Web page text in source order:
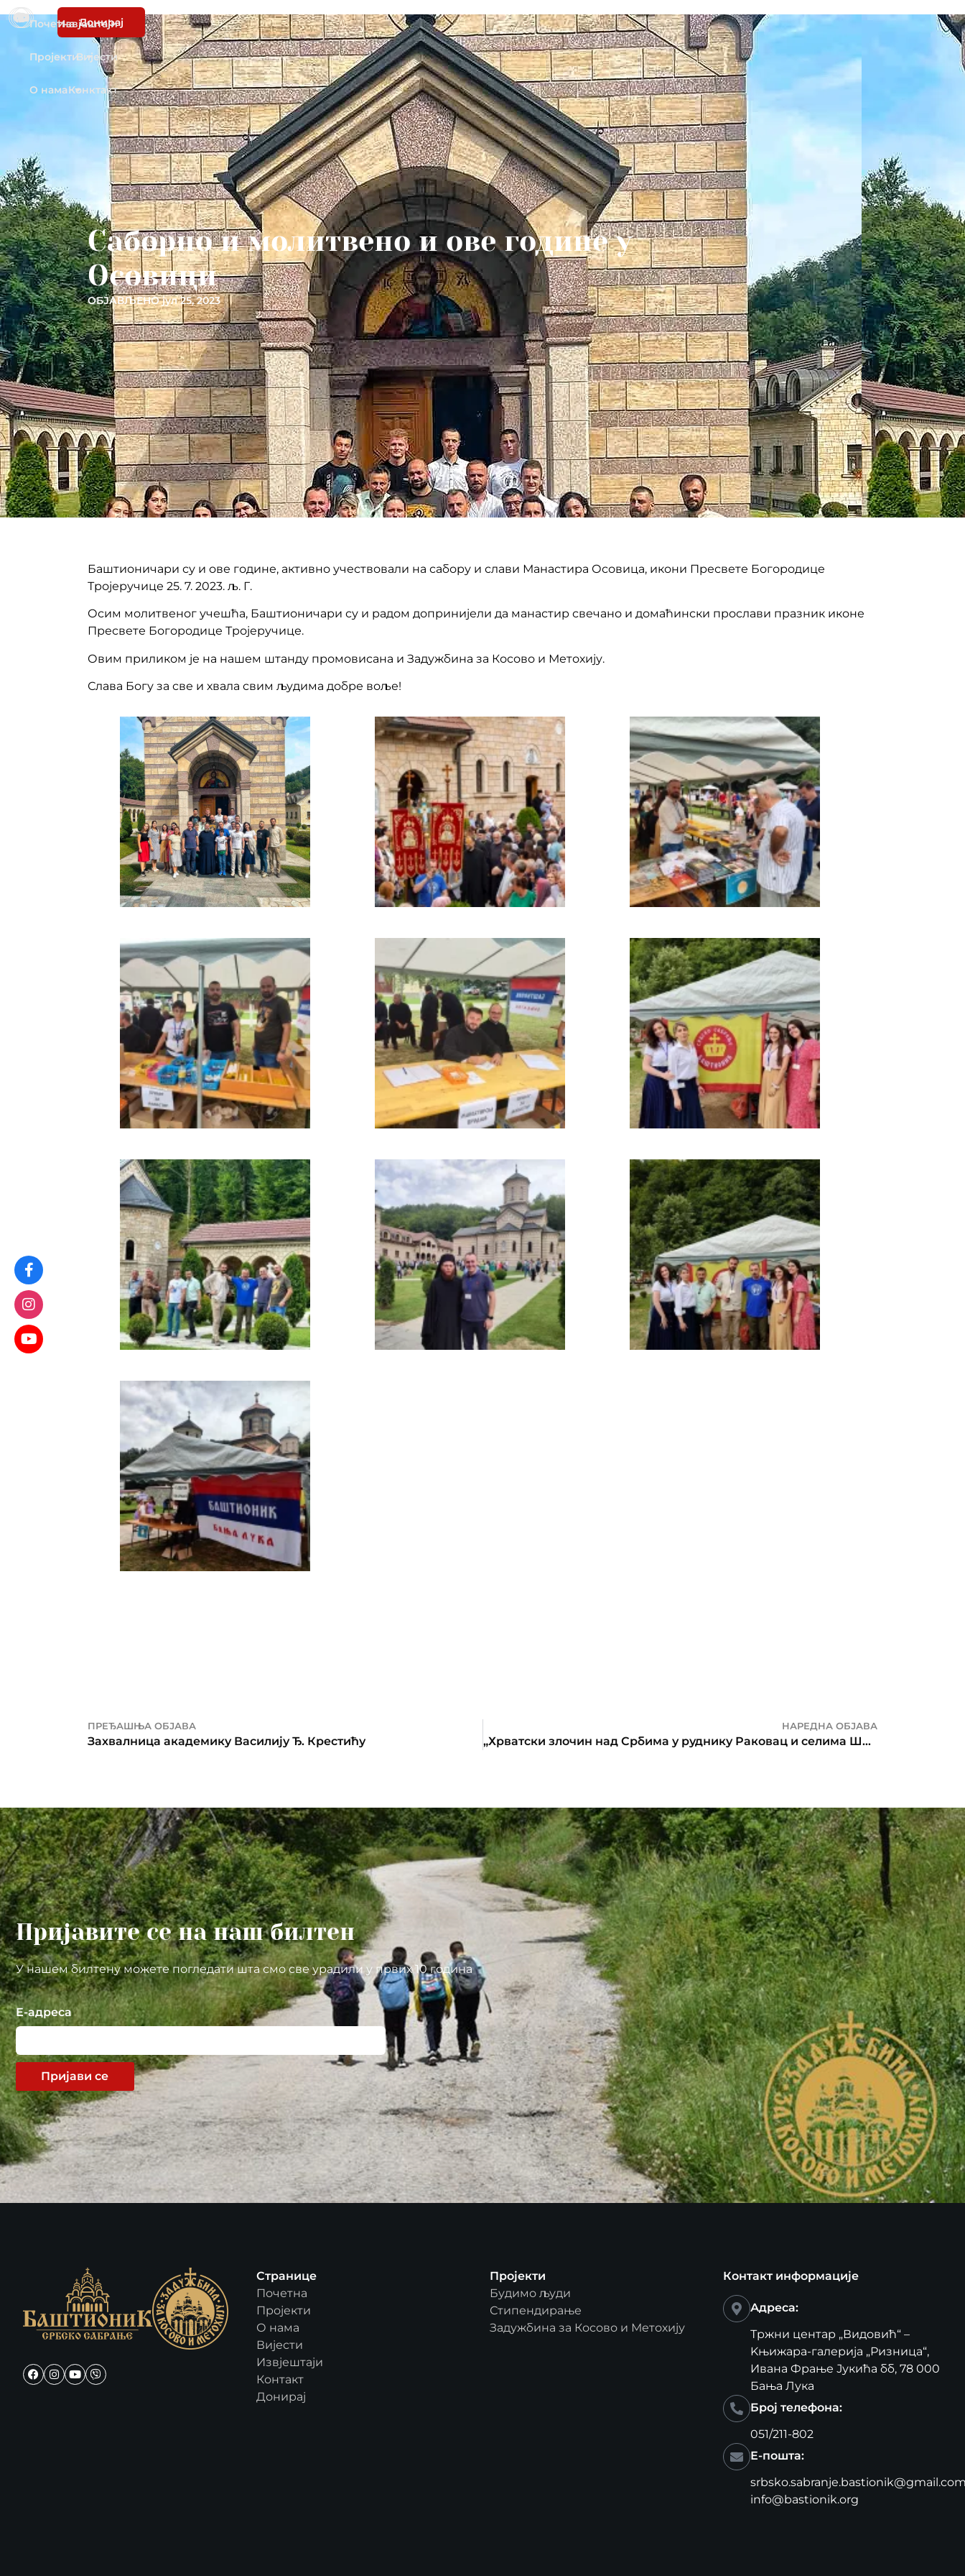
Почетна
Пројекти
О нама
Извјештаји
Вијести
Конктакт
Донирај
Саборно и молитвено и ове године у
Осовици
ОБЈАВЉЕНО јул 25, 2023
Баштионичари су и ове године, активно учествовали на сабору и слави Манастирa Осовица, икони Пресвете Богородице
Тројеручице 25. 7. 2023. љ. Г. ⁣⁣
Осим молитвеног учешћа, Баштионичари су и радом допринијели да манастир свечано и домаћински прослави празник иконе
Пресвете Богородице Тројеручице.⁣
Овим приликом је на нашем штанду промовисана и Задужбина за Косово и Метохију.
Слава Богу за све и хвала свим људима добре воље!
ПРЕЂАШЊА ОБЈАВА
Захвалница академику Василију Ђ. Крестићу
НАРЕДНА ОБЈАВА
„Хрватски злочин над Србима у руднику Раковац и селима Шарговац, Дракулић и Мотике код Бање Луке 7. фебруара 1942. године“
Пријавите се на наш билтен
У нашем билтену можете погледати шта смо све урадили у првих 10 година
Е-адреса
Пријави се
Странице
Почетна
Пројекти
О нама
Вијести
Извјештаји
Контакт
Донирај
Пројекти
Будимо људи
Стипендирање
Задужбина за Косово и Метохију
Контакт информације
Адреса:
Тржни центар „Видовић“ –
Kњижара-галерија „Ризница“,
Ивана Фрање Јукића бб, 78 000
Бања Лука
Број телефона:
051/211-802
Е-пошта:
info@bastionik.org